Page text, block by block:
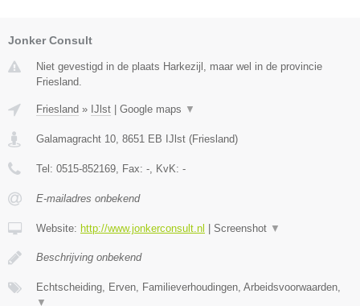
Jonker Consult
Niet gevestigd in de plaats Harkezijl, maar wel in de provincie
Friesland.
Friesland » IJlst Google maps ▼
Galamagracht 10, 8651 EB IJlst (Friesland)
Tel: 0515-852169, Fax: -, KvK: -
E-mailadres onbekend
Website: http://www.jonkerconsult.nl Screenshot ▼
Beschrijving onbekend
Echtscheiding, Erven, Familieverhoudingen, Arbeidsvoorwaarden,
▼